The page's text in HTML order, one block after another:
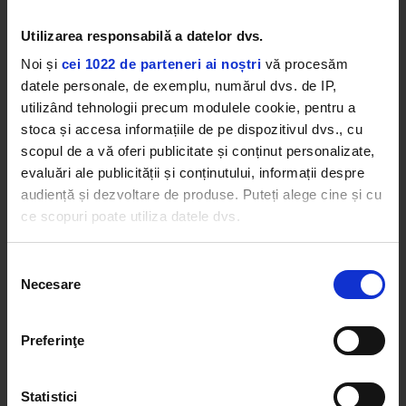
Utilizarea responsabilă a datelor dvs.
Noi și cei 1022 de parteneri ai noștri vă procesăm
datele personale, de exemplu, numărul dvs. de IP,
utilizând tehnologii precum modulele cookie, pentru a
stoca și accesa informațiile de pe dispozitivul dvs., cu
scopul de a vă oferi publicitate și conținut personalizate,
evaluări ale publicității și conținutului, informații despre
audiență și dezvoltare de produse. Puteți alege cine și cu
ce scopuri poate utiliza datele dvs.
Să colectăm informațiile cu privire la locația dvs.
Să vă identificăm dispozitivul scanândul-l în mod
activ după caracteristici specifice (amprentare)
dvs. personale și configurați-vă preferințele la
secțiunea
consimțământului
Necesare
Preferinţe
Statistici
A post shared by 𝐊𝐢𝐬𝐬 𝐅𝐌 𝐑𝐨𝐦𝐚𝐧𝐢𝐚 (@kissfmromania)
Un eveniment organizat de KIMARO
Cu sprijinul: Primăria Municipiului București și
Powered by: Banca Transilvania